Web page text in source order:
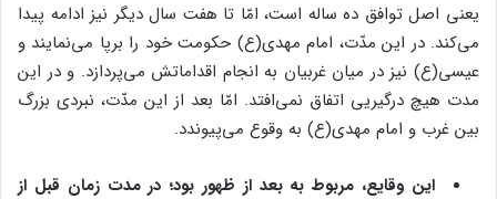
یعنی اصل توافق ده ساله است، امّا تا هفت سال دیگر نیز ادامه پیدا
می‌کند. در این مدّت، امام مهدی(ع) حکومت خود را برپا می‌نمایند و
عیسی(ع) نیز در میان غربیان به انجام اقداماتش می‌پردازد. و در این
مدت هیچ درگیریی اتفاق نمی‌افتد. امّا بعد از این مدّت، نبردی بزرگ
بین غرب و امام مهدی(ع) به وقوع می‌پیوندد.
این وقایع، مربوط به بعد از ظهور بود؛ در مدت زمان قبل از